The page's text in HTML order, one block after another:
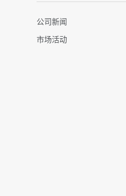
公司新闻
市场活动